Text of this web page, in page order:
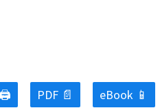
🖨 PDF 📄 eBook 📱